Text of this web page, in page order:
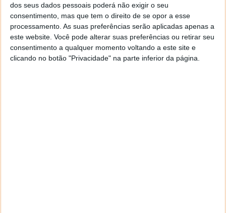
dos seus dados pessoais poderá não exigir o seu
consentimento, mas que tem o direito de se opor a esse
processamento. As suas preferências serão aplicadas apenas a
este website. Você pode alterar suas preferências ou retirar seu
consentimento a qualquer momento voltando a este site e
clicando no botão "Privacidade" na parte inferior da página.
PRÓXIMO ARTIGO
Quer escolher um cartão MicroSD? Eis as dicas que
precisa saber